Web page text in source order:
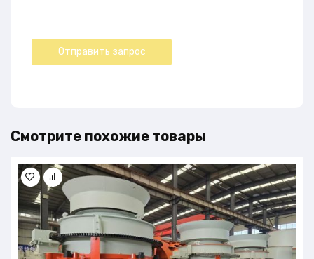
Смотрите похожие товары